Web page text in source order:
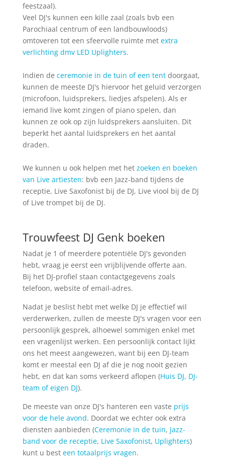
feestzaal).
Veel DJ's kunnen een kille zaal (zoals bvb een
Parochiaal centrum of een landbouwloods)
omtoveren tot een sfeervolle ruimte met extra
verlichting dmv LED Uplighters.
Indien de ceremonie in de tuin of een tentdoorgaat,
kunnen de meeste DJ's hiervoor het geluid verzorgen
(microfoon, luidsprekers, liedjes afspelen). Als er
iemand live komt zingen of piano spelen, dan
kunnen ze ook op zijn luidsprekers aansluiten. Dit
beperkt het aantal luidsprekers en het aantal
draden.
We kunnen u ook helpen met het zoeken en boeken
van Live artiesten: bvb een Jazz-band tijdens de
receptie, Live Saxofonist bij de DJ, Live viool bij de DJ
of Live trompet bij de DJ.
Trouwfeest DJ Genk boeken
Nadat je 1 of meerdere potentiële DJ's gevonden
hebt, vraag je eerst een vrijblijvende offerte aan.
Bij het DJ-profiel staan contactgegevens zoals
telefoon, website of email-adres.
Nadat je beslist hebt met welke DJ je effectief wil
verderwerken, zullen de meeste DJ's vragen voor een
persoonlijk gesprek, alhoewel sommigen enkel met
een vragenlijst werken. Een persoonlijk contact lijkt
ons het meest aangewezen, want bij een DJ-team
komt er meestal een DJ af die je nog nooit gezien
hebt, en dat kan soms verkeerd aflopen (Huis DJ, DJ-
team of eigen DJ).
De meeste van onze DJ's hanteren een vaste prijs
voor de hele avond. Doordat we echter ook extra
diensten aanbieden (Ceremonie in de tuin, Jazz-
band voor de receptie, Live Saxofonist, Uplighters)
kunt u best een totaalprijs vragen.